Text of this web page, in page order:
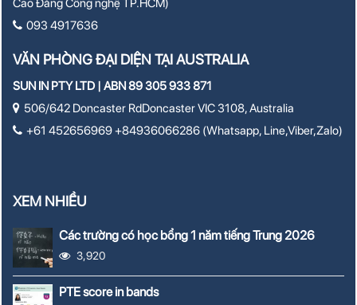
Cao Đẳng Công nghệ TP.HCM)
093 4917636
VĂN PHÒNG ĐẠI DIỆN TẠI AUSTRALIA
SUN IN PTY LTD | ABN 89 305 933 871
506/642 Doncaster RdDoncaster VIC 3108, Australia
+61 452656969 +84936066286 (Whatsapp, Line,Viber,Zalo)
XEM NHIỀU
Các trường có học bổng 1 năm tiếng Trung 2026
3,920
PTE score in bands